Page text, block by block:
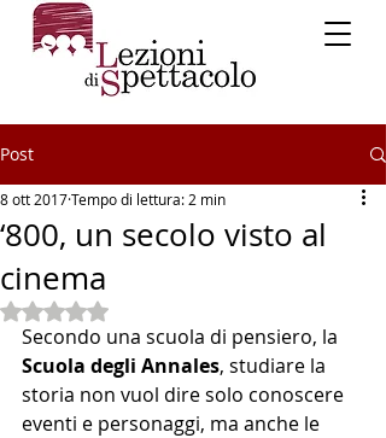
Post
‘800, un secolo visto al
cinema
8 ott 2017Tempo di lettura: 2 min
Valutazione NaN stelle su 5.
Secondo una scuola di pensiero, la
Scuola degli Annales, studiare la
storia non vuol dire solo conoscere
eventi e personaggi, ma anche le